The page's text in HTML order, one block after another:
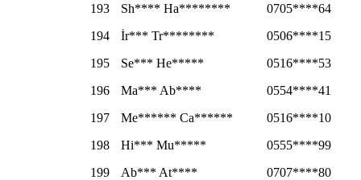
193
Sh**** Ha********
0705****64
194
İr*** Tr********
0506****15
195
Se*** He*****
0516****53
196
Ma*** Ab****
0554****41
197
Me****** Ca******
0516****10
198
Hi*** Mu*****
0555****99
199
Ab*** At****
0707****80